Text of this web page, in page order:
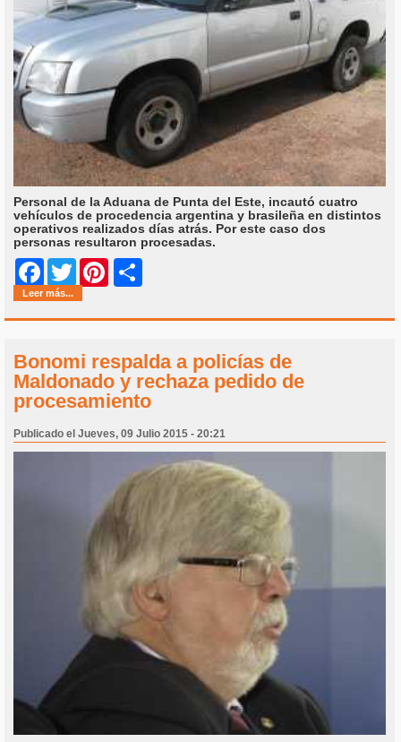
Personal de la Aduana de Punta del Este, incautó cuatro
vehículos de procedencia argentina y brasileña en distintos
operativos realizados días atrás. Por este caso dos
personas resultaron procesadas.
Facebook
Twitter Pinterest
Leer más...
Bonomi respalda a policías de
Maldonado y rechaza pedido de
procesamiento
Publicado el Jueves, 09 Julio 2015 - 20:21